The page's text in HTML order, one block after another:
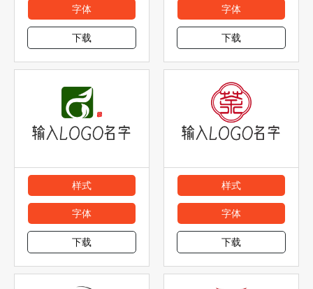
字体
下载
字体
下载
样式
字体
下载
样式
字体
下载